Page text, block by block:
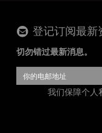
登记订阅最新
切勿错过最新消息。
我们保障个人